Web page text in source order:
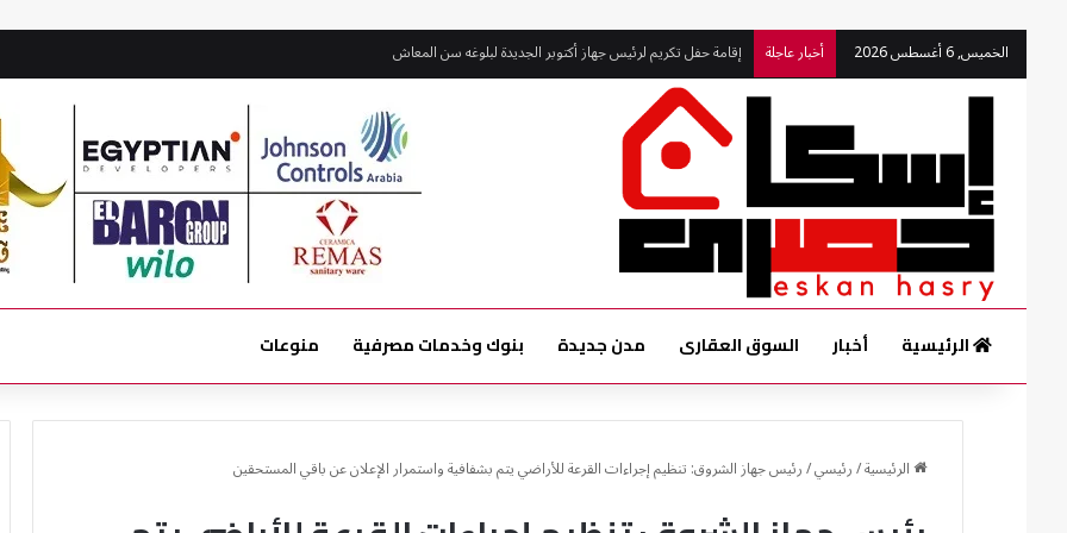
الخميس, 6 أغسطس 2026 أخبار عاجلة
إقامة حفل تكريم لرئيس جهاز أكتوبر الجديدة لبلوغه سن المعاش
الرئيسية أخبار السوق العقارى مدن جديدة بنوك وخدمات مصرفية منوعات
الرئيسية/رئيسي/رئيس جهاز الشروق: تنظيم إجراءات القرعة للأراضي يتم بشفافية واستمرار الإعلان عن باقي المستحقين